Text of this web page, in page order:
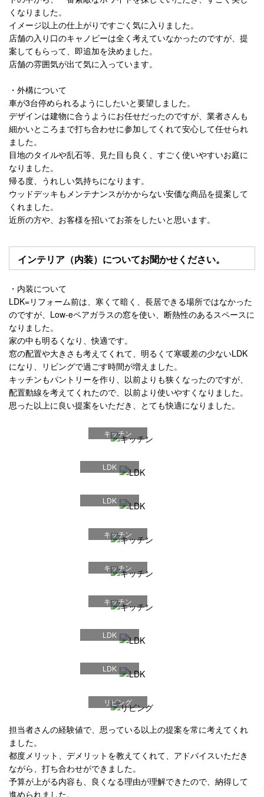
くなりました。
イメージ以上の仕上がりですごく気に入りました。
店舗の入り口のキャノピーは全く考えていなかったのですが、提
案してもらって、即追加を決めました。
店舗の雰囲気が出て気に入っています。
・外構について
車が3台停められるようにしたいと要望しました。
デザインは建物に合うようにお任せだったのですが、業者さんも
細かいところまで打ち合わせに参加してくれて安心して任せられ
ました。
目地のタイルや乱石等、見た目も良く、すごく使いやすいお庭に
なりました。
帰る度、うれしい気持ちになります。
ウッドデッキもメンテナンスがかからない安価な商品を提案して
くれました。
近所の方や、お客様を招いてお茶をしたいと思います。
インテリア（内装）についてお聞かせください。
・内装について
LDK=リフォーム前は、寒くて暗く、長居できる場所ではなかった
のですが、Low-eペアガラスの窓を使い、断熱性のあるスペースに
なりました。
家の中も明るくなり、快適です。
窓の配置や大きさも考えてくれて、明るくて寒暖差の少ないLDK
になり、リビングで過ごす時間が増えました。
キッチンもパントリーを作り、以前よりも狭くなったのですが、
配置動線を考えてくれたので、以前より使いやすくなりました。
思った以上に良い提案をいただき、とても快適になりました。
キッチン
LDK
LDK
キッチン
キッチン
キッチン
LDK
LDK
リビング
担当者さんの経験値で、思っている以上の提案を常に考えてくれ
ました。
都度メリット、デメリットを教えてくれて、アドバイスいただき
ながら、打ち合わせができました。
予算が上がる内容も、良くなる理由が理解できたので、納得して
進められました。